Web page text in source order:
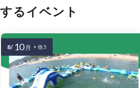
るイベント
8/ 10 月 + 他 5